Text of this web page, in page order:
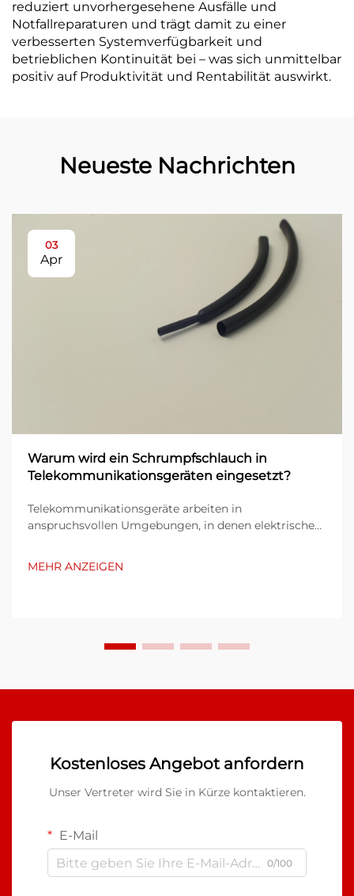
reduziert unvorhergesehene Ausfälle und
Notfallreparaturen und trägt damit zu einer
verbesserten Systemverfügbarkeit und
betrieblichen Kontinuität bei – was sich unmittelbar
positiv auf Produktivität und Rentabilität auswirkt.
Neueste Nachrichten
03
Apr
Warum wird ein Schrumpfschlauch in
Telekommunikationsgeräten eingesetzt?
Telekommunikationsgeräte arbeiten in
anspruchsvollen Umgebungen, in denen elektrische
Kabeln, Leitungen und Anschlüssen gewinnt
MEHR ANZEIGEN
Kostenloses Angebot anfordern
Unser Vertreter wird Sie in Kürze kontaktieren.
E-Mail
0/100